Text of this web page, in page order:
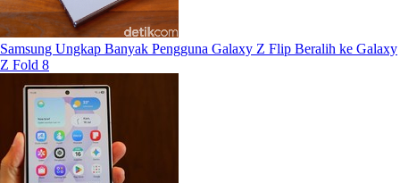
Samsung Ungkap Banyak Pengguna Galaxy Z Flip Beralih ke Galaxy
Z Fold 8